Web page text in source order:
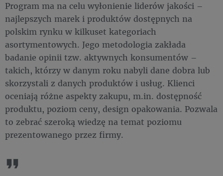
Program ma na celu wyłonienie liderów jakości –
najlepszych marek i produktów dostępnych na
polskim rynku w kilkuset kategoriach
asortymentowych. Jego metodologia zakłada
badanie opinii tzw. aktywnych konsumentów –
takich, którzy w danym roku nabyli dane dobra lub
skorzystali z danych produktów i usług. Klienci
oceniają różne aspekty zakupu, m.in. dostępność
produktu, poziom ceny, design opakowania. Pozwala
to zebrać szeroką wiedzę na temat poziomu
prezentowanego przez firmy.